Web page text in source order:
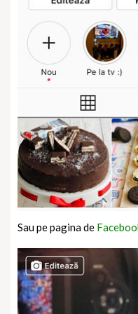
Sau pe pagina de